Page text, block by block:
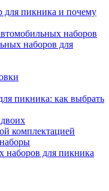
для пикника и почему
наборов
наборов для
пикника: как выбрать
комплектацией
наборов для пикника